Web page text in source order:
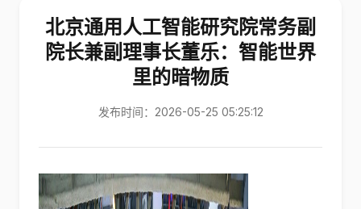
北京通用人工智能研究院常务副
院长兼副理事长董乐：智能世界
里的暗物质
发布时间：2026-05-25 05:25:12